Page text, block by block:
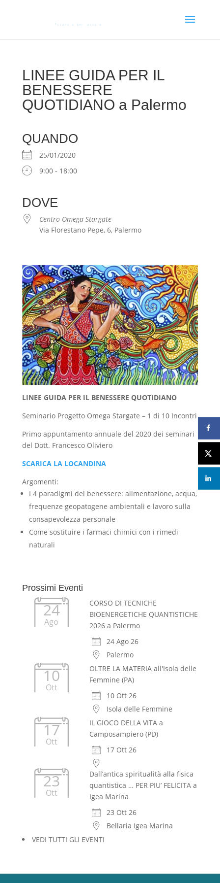
LINEE GUIDA PER IL
BENESSERE
QUOTIDIANO a Palermo
QUANDO
25/01/2020
9:00 - 18:00
DOVE
Centro Omega Stargate
Via Florestano Pepe, 6, Palermo
LINEE GUIDA PER IL BENESSERE QUOTIDIANO
Seminario Progetto Omega Stargate – 1 di 10 Incontri
Primo appuntamento annuale del 2020 dei seminari
del Dott. Francesco Oliviero
SCARICA LA LOCANDINA
Argomenti:
I 4 paradigmi del benessere: alimentazione, acqua,
frequenze geopatogene ambientali e lavoro sulla
consapevolezza personale
Come sostituire i farmaci chimici con i rimedi
naturali
Prossimi Eventi
24
Ago
CORSO DI TECNICHE
BIOENERGETICHE QUANTISTICHE
2026 a Palermo
24 Ago 26
Palermo
10
Ott
OLTRE LA MATERIA all'Isola delle
Femmine (PA)
10 Ott 26
Isola delle Femmine
17
Ott
IL GIOCO DELLA VITA a
Camposampiero (PD)
17 Ott 26
23
Ott
Dall’antica spiritualità alla fisica
quantistica … PER PIU’ FELICITA a
Igea Marina
23 Ott 26
Bellaria Igea Marina
VEDI TUTTI GLI EVENTI